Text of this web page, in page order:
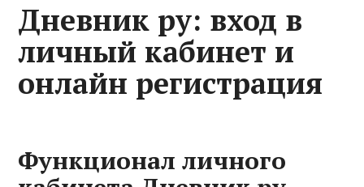
Дневник ру: вход в
личный кабинет и
онлайн регистрация
Функционал личного